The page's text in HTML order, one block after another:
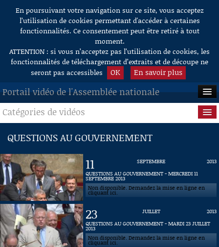
Aller au contenu
En poursuivant votre navigation sur ce site, vous acceptez
l’utilisation de cookies permettant d'accéder à certaines
fonctionnalités. Ce consentement peut être retiré à tout
moment.
ATTENTION : si vous n’acceptez pas l’utilisation de cookies, les
fonctionnalités de téléchargement d’extraits et de découpe ne
seront pas accessibles
OK En savoir plus
Portail vidéo de l'Assemblée nationale
ACCUEIL
EN DIRECT
À LA DEMANDE
RECHERCHE
AIDE À LA DÉCOUPE
DE VIDÉOS
Catégories de vidéos
Séance publique
Questions au Gouvernement
Commissions
Présidence
Évènements
Connaissance, Histoire
QUESTIONS AU GOUVERNEMENT
11 SEPTEMBRE
2013
QUESTIONS AU GOUVERNEMENT - MERCREDI 11
SEPTEMBRE 2013
Non disponible. Demandez la mise en ligne en
cliquant ici.
23 JUILLET
2013
QUESTIONS AU GOUVERNEMENT - MARDI 23 JUILLET
2013
Non disponible. Demandez la mise en ligne en
cliquant ici.